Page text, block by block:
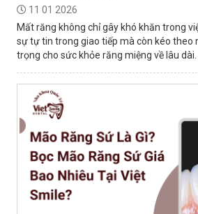
11 01 2026
Mất răng không chỉ gây khó khăn trong
sự tự tin trong giao tiếp mà còn kéo theo
trọng cho sức khỏe răng miệng về lâu dài.